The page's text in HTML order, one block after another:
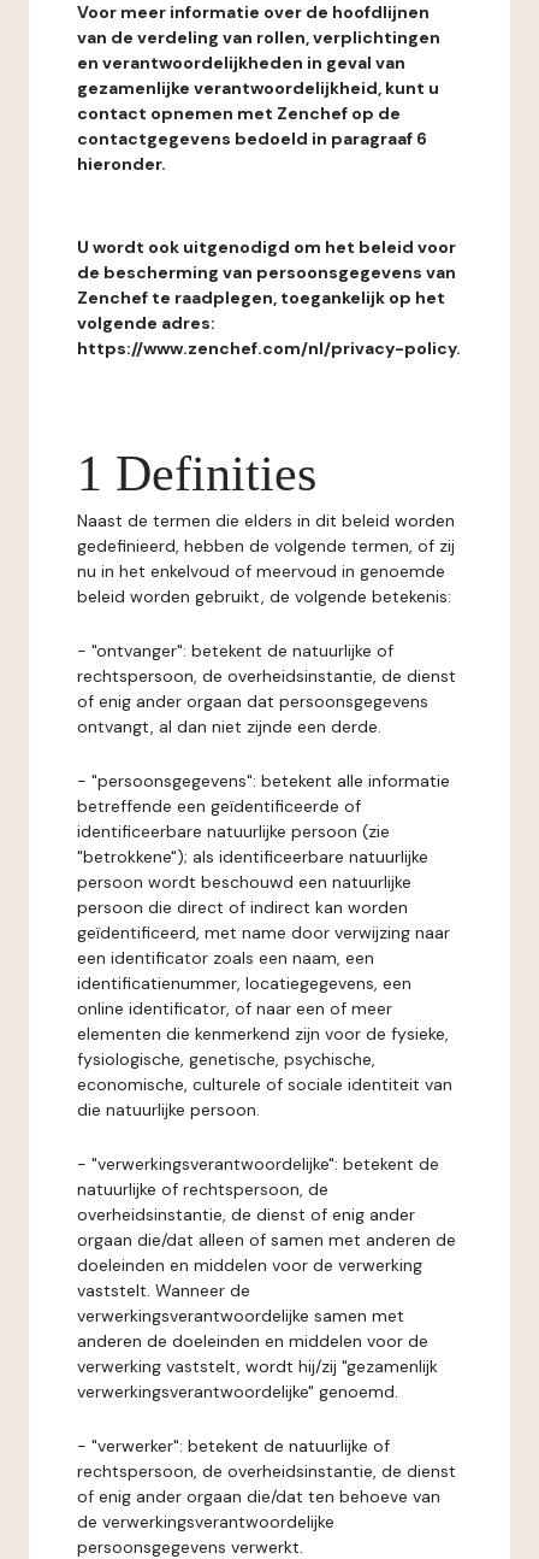
Voor meer informatie over de hoofdlijnen
van de verdeling van rollen, verplichtingen
en verantwoordelijkheden in geval van
gezamenlijke verantwoordelijkheid, kunt u
contact opnemen met Zenchef op de
contactgegevens bedoeld in paragraaf 6
hieronder.
U wordt ook uitgenodigd om het beleid voor
de bescherming van persoonsgegevens van
Zenchef te raadplegen, toegankelijk op het
volgende adres:
https://www.zenchef.com/nl/privacy-policy.
1 Definities
Naast de termen die elders in dit beleid worden
gedefinieerd, hebben de volgende termen, of zij
nu in het enkelvoud of meervoud in genoemde
beleid worden gebruikt, de volgende betekenis:
- "ontvanger": betekent de natuurlijke of
rechtspersoon, de overheidsinstantie, de dienst
of enig ander orgaan dat persoonsgegevens
ontvangt, al dan niet zijnde een derde.
- "persoonsgegevens": betekent alle informatie
betreffende een geïdentificeerde of
identificeerbare natuurlijke persoon (zie
"betrokkene"); als identificeerbare natuurlijke
persoon wordt beschouwd een natuurlijke
persoon die direct of indirect kan worden
geïdentificeerd, met name door verwijzing naar
een identificator zoals een naam, een
identificatienummer, locatiegegevens, een
online identificator, of naar een of meer
elementen die kenmerkend zijn voor de fysieke,
fysiologische, genetische, psychische,
economische, culturele of sociale identiteit van
die natuurlijke persoon.
- "verwerkingsverantwoordelijke": betekent de
natuurlijke of rechtspersoon, de
overheidsinstantie, de dienst of enig ander
orgaan die/dat alleen of samen met anderen de
doeleinden en middelen voor de verwerking
vaststelt. Wanneer de
verwerkingsverantwoordelijke samen met
anderen de doeleinden en middelen voor de
verwerking vaststelt, wordt hij/zij "gezamenlijk
verwerkingsverantwoordelijke" genoemd.
- "verwerker": betekent de natuurlijke of
rechtspersoon, de overheidsinstantie, de dienst
of enig ander orgaan die/dat ten behoeve van
de verwerkingsverantwoordelijke
persoonsgegevens verwerkt.